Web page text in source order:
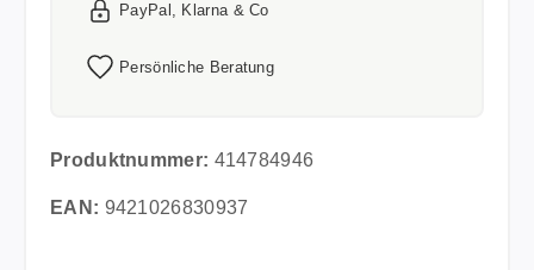
PayPal, Klarna & Co
Persönliche Beratung
Produktnummer: 414784946
EAN: 9421026830937